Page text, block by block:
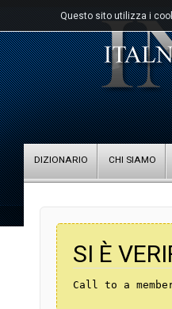
Questo sito utilizza i
DIZIONARIO CHI SIAMO
SI È
Call to a